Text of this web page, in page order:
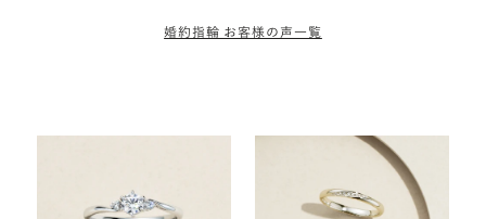
婚約指輪 お客様の声一覧